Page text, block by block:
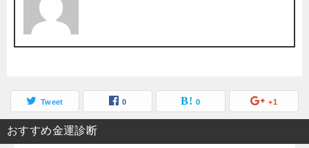
Tweet 0 0 +1
おすすめ金運診断